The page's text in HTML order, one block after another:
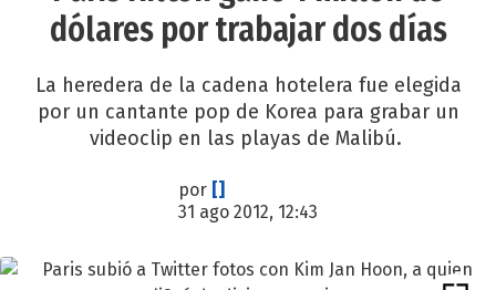
dólares por trabajar dos días
La heredera de la cadena hotelera fue elegida
por un cantante pop de Korea para grabar un
videoclip en las playas de Malibú.
por []
31 ago 2012, 12:43